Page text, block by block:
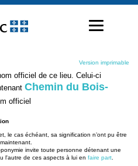
Version imprimable
officiel de ce lieu. Celui-ci
Chemin du Bois-
officiel
le cas échéant, sa signification n’ont pu être
invite toute personne détenant une
l'autre de ces aspects à lui en faire part